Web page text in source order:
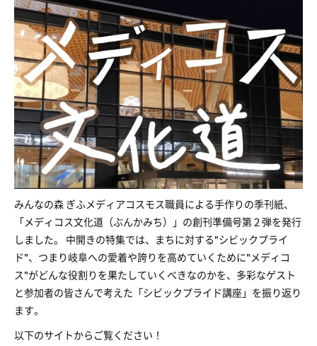
みんなの森 ぎふメディアコスモス職員による手作りの季刊紙、
「メディコス文化道（ぶんかみち）」の創刊準備号第２弾を発行
しました。 中開きの特集では、まちに対する"シビックプライ
ド"、つまり岐阜への愛着や誇りを高めていくために"メディコ
ス"がどんな役割りを果たしていくべきなのかを、多彩なゲスト
と参加者の皆さんで考えた「シビックプライド講座」を振り返り
ます。
以下のサイトからご覧ください！